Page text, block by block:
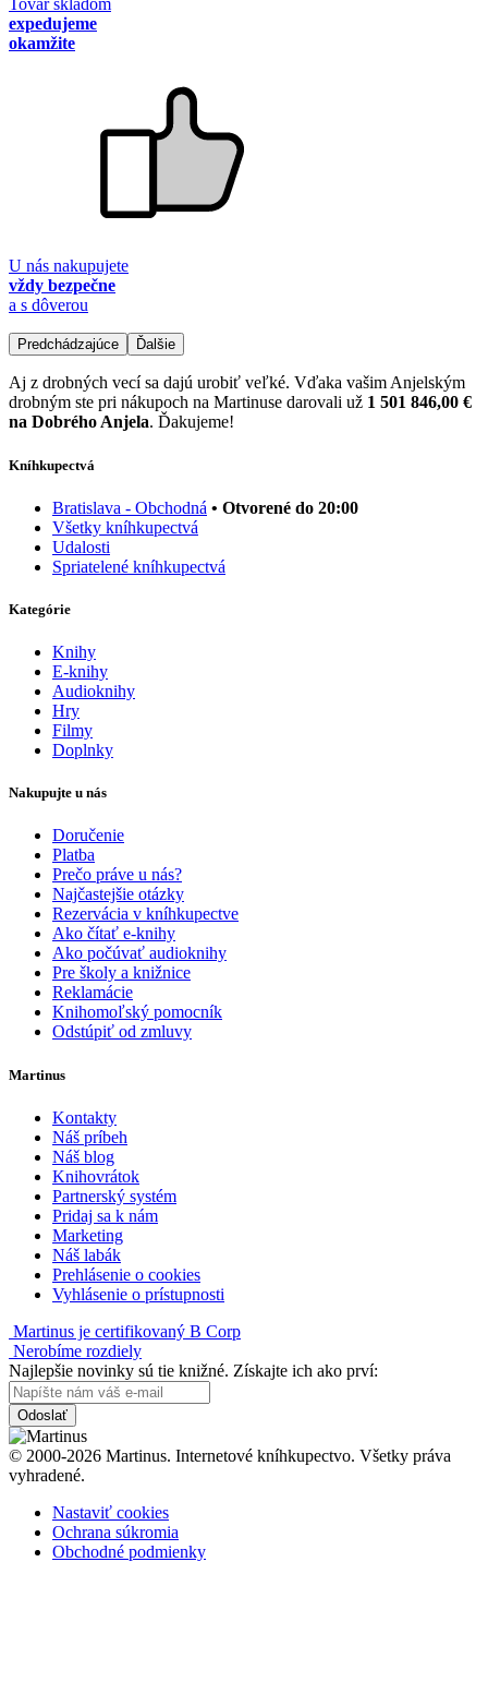
Tovar skladom
expedujeme
okamžite
U nás nakupujete
vždy bezpečne
a s dôverou
Predchádzajúce Ďalšie
Aj z drobných vecí sa dajú urobiť veľké. Vďaka vašim Anjelským
drobným ste pri nákupoch na Martinuse darovali už 1 501 846,00 €
na Dobrého Anjela. Ďakujeme!
Kníhkupectvá
Bratislava - Obchodná • Otvorené do 20:00
Všetky kníhkupectvá
Udalosti
Spriatelené kníhkupectvá
Kategórie
Knihy
E-knihy
Audioknihy
Hry
Filmy
Doplnky
Nakupujte u nás
Doručenie
Platba
Prečo práve u nás?
Najčastejšie otázky
Rezervácia v kníhkupectve
Ako čítať e-knihy
Ako počúvať audioknihy
Pre školy a knižnice
Reklamácie
Knihomoľský pomocník
Odstúpiť od zmluvy
Martinus
Kontakty
Náš príbeh
Náš blog
Knihovrátok
Partnerský systém
Pridaj sa k nám
Marketing
Náš labák
Prehlásenie o cookies
Vyhlásenie o prístupnosti
Martinus je certifikovaný B Corp
Nerobíme rozdiely
Najlepšie novinky sú tie knižné. Získajte ich ako prví:
Odoslať
© 2000-2026 Martinus. Internetové kníhkupectvo. Všetky práva
vyhradené.
Nastaviť cookies
Ochrana súkromia
Obchodné podmienky